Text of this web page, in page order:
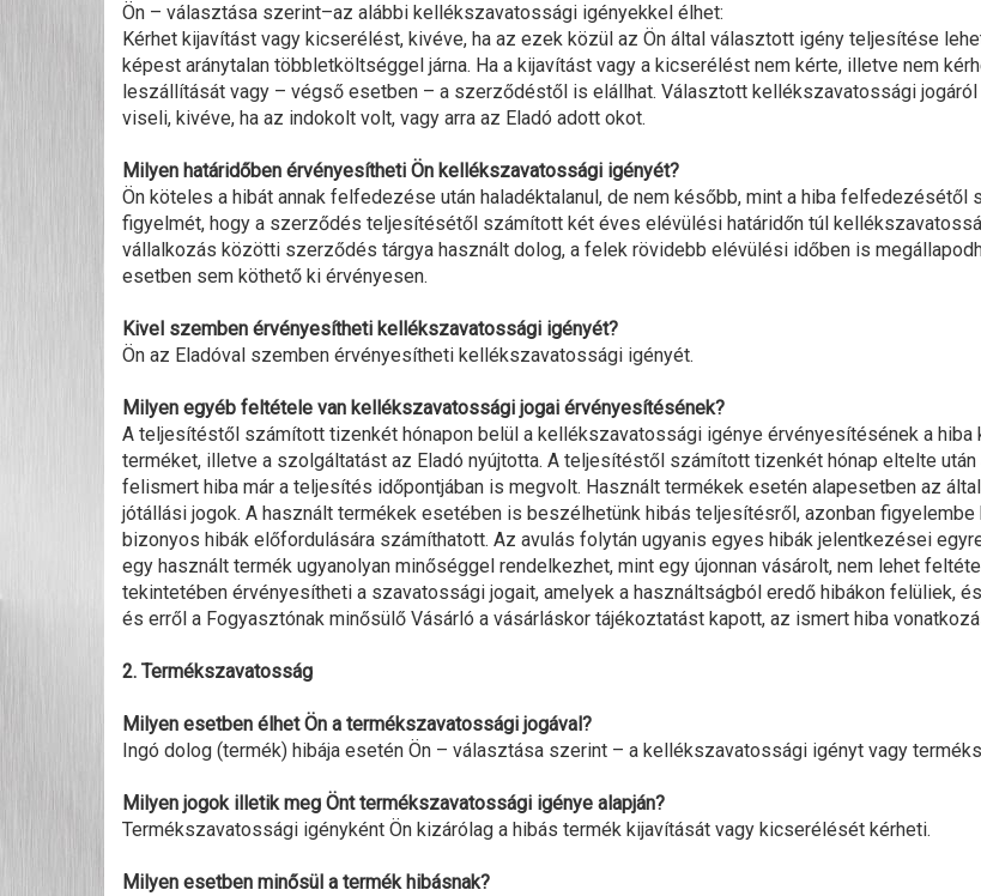
Ön – választása szerint–az alábbi kellékszavatossági igényekkel élhet:
Kérhet kijavítást vagy kicserélést, kivéve, ha az ezek közül az Ön által választott igény teljesítése
képest aránytalan többletköltséggel járna. Ha a kijavítást vagy a kicserélést nem kérte, illetve nem
leszállítását vagy – végső esetben – a szerződéstől is elállhat. Választott kellékszavatossági
viseli, kivéve, ha az indokolt volt, vagy arra az Eladó adott okot.
Milyen határidőben érvényesítheti Ön kellékszavatossági igényét?
Ön köteles a hibát annak felfedezése után haladéktalanul, de nem később, mint a hiba
figyelmét, hogy a szerződés teljesítésétől számított két éves elévülési határidőn túl
vállalkozás közötti szerződés tárgya használt dolog, a felek rövidebb elévülési időben is
esetben sem köthető ki érvényesen.
Kivel szemben érvényesítheti kellékszavatossági igényét?
Ön az Eladóval szemben érvényesítheti kellékszavatossági igényét.
Milyen egyéb feltétele van kellékszavatossági jogai érvényesítésének?
A teljesítéstől számított tizenkét hónapon belül a kellékszavatossági igénye érvényesítésének a
terméket, illetve a szolgáltatást az Eladó nyújtotta. A teljesítéstől számított tizenkét hónap eltelte után
felismert hiba már a teljesítés időpontjában is megvolt. Használt termékek esetén alapesetben az
jótállási jogok. A használt termékek esetében is beszélhetünk hibás teljesítésről, azonban
bizonyos hibák előfordulására számíthatott. Az avulás folytán ugyanis egyes hibák jelentkezései
egy használt termék ugyanolyan minőséggel rendelkezhet, mint egy újonnan vásárolt, nem lehet
tekintetében érvényesítheti a szavatossági jogait, amelyek a használtságból eredő hibákon felüliek,
és erről a Fogyasztónak minősülő Vásárló a vásárláskor tájékoztatást kapott, az ismert hiba
2. Termékszavatosság
Milyen esetben élhet Ön a termékszavatossági jogával?
Ingó dolog (termék) hibája esetén Ön – választása szerint – a kellékszavatossági igényt vagy
Milyen jogok illetik meg Önt termékszavatossági igénye alapján?
Termékszavatossági igényként Ön kizárólag a hibás termék kijavítását vagy kicserélését kérheti.
Milyen esetben minősül a termék hibásnak?